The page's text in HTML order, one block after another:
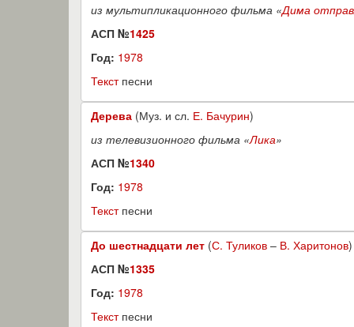
из мультипликационного фильма «Дима
АСП №1425
Год: 1978
Текстпесни
Дерева (Муз. и сл. Е. Бачурин)
из телевизионного фильма «Лика»
АСП №1340
Год: 1978
Текстпесни
До шестнадцати лет (С. Туликов – В. Харитонов)
АСП №1335
Год: 1978
Текстпесни